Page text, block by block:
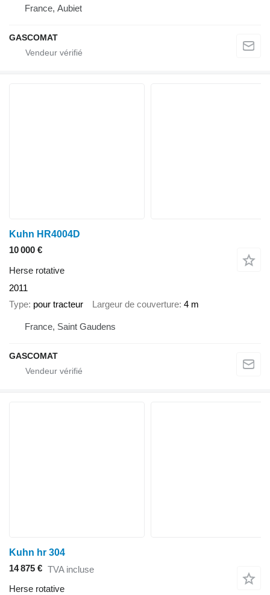
France, Aubiet
GASCOMAT
Kuhn HR4004D
10 000 €
Herse rotative
2011
Type pour tracteur Largeur de couverture 4 m
France, Saint Gaudens
GASCOMAT
Kuhn hr 304
14 875 € TVA incluse
Herse rotative